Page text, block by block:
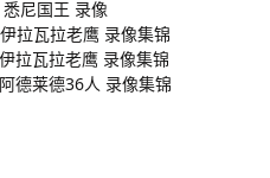
尼国王 录像
拉瓦拉老鹰 录像集锦
拉瓦拉老鹰 录像集锦
德莱德36人 录像集锦